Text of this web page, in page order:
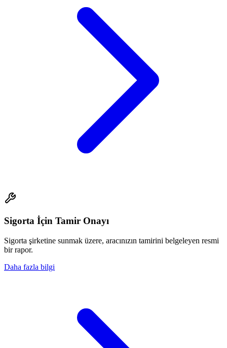
Sigorta İçin Tamir Onayı
Sigorta şirketine sunmak üzere, aracınızın tamirini belgeleyen resmi
bir rapor.
Daha fazla bilgi